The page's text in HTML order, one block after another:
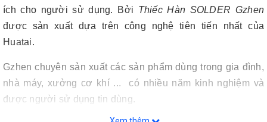
ích cho người sử dụng. Bởi Thiếc Hàn SOLDER Gzhen
được sản xuất dựa trên công nghệ tiên tiến nhất của
Huatai.
Gzhen chuyên sản xuất các sản phẩm dùng trong gia đình,
nhà máy, xưởng cơ khí ... có nhiều năm kinh nghiệm và
được người sử dụng tin dùng.